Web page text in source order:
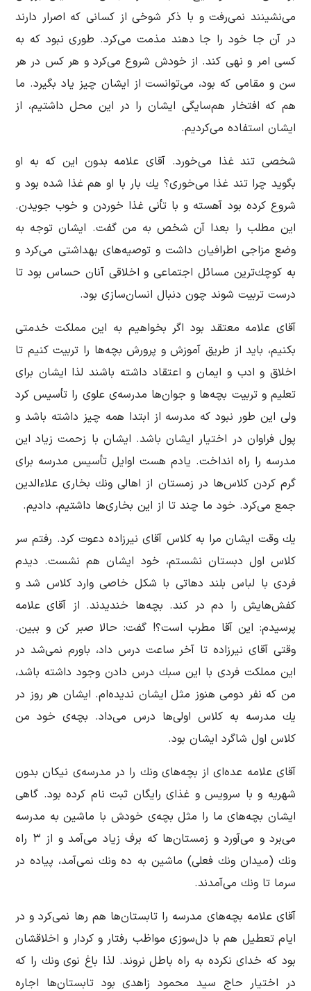
می‌نشینند نمی‌رفت و با ذکر شوخی از کسانی که اصرار دارند
در آن جا خود را جا دهند مذمت می‌کرد. طوری نبود كه به
كسی امر و نهی كند. از خودش شروع می‌كرد و هر كس در هر
سن و مقامی که بود، می‌توانست از ایشان چیز یاد بگیرد. ما
هم كه افتخار هم‌سایگی ایشان را در این محل داشتیم، از
ایشان استفاده می‌كردیم.
شخصی تند غذا می‌خورد. آقای علامه بدون این كه به او
بگوید چرا تند غذا می‌خوری؟‌ یك بار با او هم غذا شده بود و
شروع كرده بود آهسته و با تأنی غذا خوردن و خوب جویدن.
این مطلب را بعدا آن شخص به من گفت. ایشان توجه به
وضع مزاجی اطرافیان داشت و توصیه‌های بهداشتی می‌کرد و
به كوچك‌ترین مسائل اجتماعی و اخلاقی آنان حساس بود تا
درست تربیت شوند چون دنبال انسان‌سازی بود.
آقای علامه معتقد بود اگر بخواهیم به این مملكت خدمتی
بكنیم، باید از طریق آموزش و پرورش بچه‌ها را تربیت كنیم تا
اخلاق و ادب و ایمان و اعتقاد داشته باشند لذا ایشان برای
تعلیم و تربیت بچه‌ها و جوان‌ها مدرسه‌ی علوی را تأسیس كرد
ولی این طور نبود كه مدرسه‌ از ابتدا همه چیز داشته باشد و
پول فراوان در اختیار ایشان باشد. ایشان با زحمت زیاد این
مدرسه را راه انداخت. یادم هست اوایل تأسیس مدرسه برای
گرم كردن كلاس‌ها در زمستان از اهالی ونك بخاری علاءالدین
جمع می‌كرد. خود ما چند تا از این بخاری‌ها داشتیم، دادیم.
یك وقت ایشان مرا به كلاس آقای نیرزاده دعوت كرد. رفتم سر
كلاس اول دبستان نشستم، خود ایشان هم نشست. دیدم
فردی با لباس بلند دهاتی با شكل خاصی وارد كلاس شد و
كفش‌هایش را دم در كند. بچه‌ها خندیدند. از آقای علامه
پرسیدم: این آقا مطرب است؟! گفت: حالا صبر كن و ببین.
وقتی آقای نیرزاده تا آخر ساعت درس داد، باورم نمی‌شد در
این مملكت فردی با این سبك درس دادن وجود داشته باشد،
من كه نفر دومی هنوز مثل ایشان ندیده‌ام. ایشان هر روز در
یك مدرسه به كلاس اولی‌ها درس می‌داد. بچه‌ی خود من
كلاس اول شاگرد ایشان بود.
آقای علامه عده‌ای از بچه‌های ونك را در مدرسه‌ی نیكان بدون
شهریه و با سرویس و غذای رایگان ثبت نام كرده بود. گاهی
ایشان بچه‌های ما را مثل بچه‌ی خودش با ماشین به مدرسه
می‌برد و می‌آورد و زمستان‌ها كه برف زیاد می‌آمد و از ۳ راه
ونك (میدان ونك فعلی) ماشین به ده ونك نمی‌آمد، پیاده در
سرما تا ونك می‌آمدند.
آقای علامه بچه‌های مدرسه را تابستان‌ها هم رها نمی‌كرد و در
ایام تعطیل هم با دل‌سوزی مواظب رفتار و كردار و اخلاقشان
بود كه خدای نكرده به راه باطل نروند. لذا باغ نوی ونك را كه
در اختیار حاج سید محمود زاهدی بود تابستان‌ها اجاره